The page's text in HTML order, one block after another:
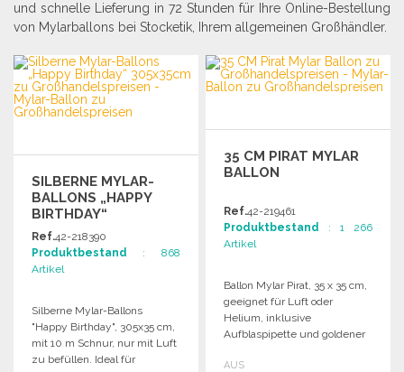
und schnelle Lieferung in 72 Stunden für Ihre Online-Bestellung
von Mylarballons bei Stocketik, Ihrem allgemeinen Großhändler.
SILBERNE MYLAR-
BALLONS „HAPPY
BIRTHDAY“
305X35CM ZU
GROSSHANDELSPREISEN
Ref.42-218390
Produktbestand : 868
Artikel
Silberne Mylar-Ballons
"Happy Birthday", 305x35 cm,
mit 10 m Schnur, nur mit Luft
zu befüllen. Ideal für
35 CM PIRAT MYLAR
BALLON
Ref.42-219461
Produktbestand : 1 266
Artikel
Ballon Mylar Pirat, 35 x 35 cm,
geeignet für Luft oder
Helium, inklusive
Aufblaspipette und goldener
AUS